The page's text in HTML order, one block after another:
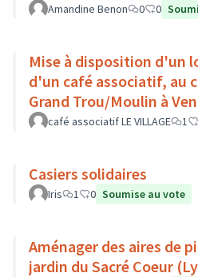
Amandine Benon 0 0
Mise à disposition d'un
d'un café associatif, au
Grand Trou/Moulin à
café associatif LE VILLAGE 1
Casiers solidaires
Iris 1 0 Soumise au vote
Aménager des aires de
jardin du Sacré Coeur